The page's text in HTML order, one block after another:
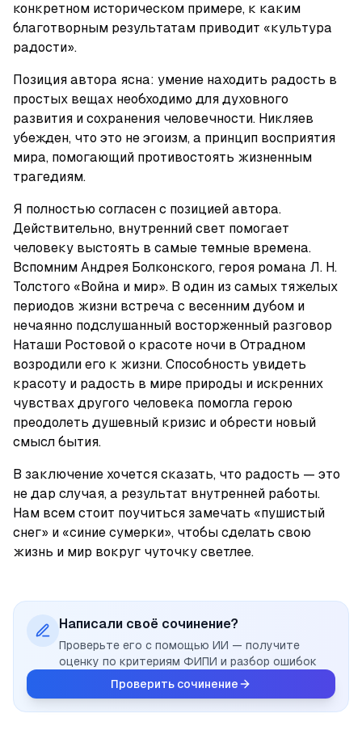
конкретном историческом примере, к каким
благотворным результатам приводит «культура
радости».
Позиция автора ясна: умение находить радость в
простых вещах необходимо для духовного
развития и сохранения человечности. Никляев
убежден, что это не эгоизм, а принцип восприятия
мира, помогающий противостоять жизненным
трагедиям.
Я полностью согласен с позицией автора.
Действительно, внутренний свет помогает
человеку выстоять в самые темные времена.
Вспомним Андрея Болконского, героя романа Л. Н.
Толстого «Война и мир». В один из самых тяжелых
периодов жизни встреча с весенним дубом и
нечаянно подслушанный восторженный разговор
Наташи Ростовой о красоте ночи в Отрадном
возродили его к жизни. Способность увидеть
красоту и радость в мире природы и искренних
чувствах другого человека помогла герою
преодолеть душевный кризис и обрести новый
смысл бытия.
В заключение хочется сказать, что радость — это
не дар случая, а результат внутренней работы.
Нам всем стоит поучиться замечать «пушистый
снег» и «синие сумерки», чтобы сделать свою
жизнь и мир вокруг чуточку светлее.
Написали своё сочинение?
Проверьте его с помощью ИИ — получите
оценку по критериям ФИПИ и разбор ошибок
Проверить сочинение